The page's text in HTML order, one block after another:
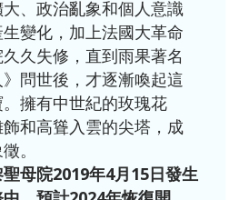
、政治亂象和個人意識
變化，加上法國大革命
久失修，直到雨果著名
問世後，才逐漸喚起這
擁有中世紀的玫瑰花
和高聳入雲的尖塔，成
。
聖母院2019年4月15日發生